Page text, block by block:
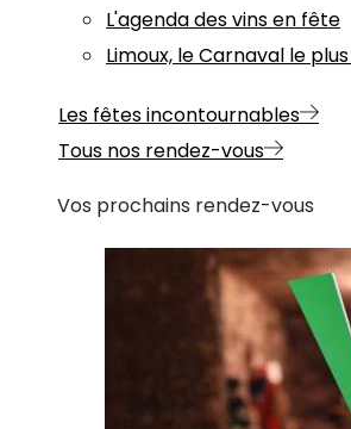
L'agenda des vins en fête
Limoux, le Carnaval le
Les fêtes incontournables
Tous nos rendez-vous
Vos prochains rendez-vous